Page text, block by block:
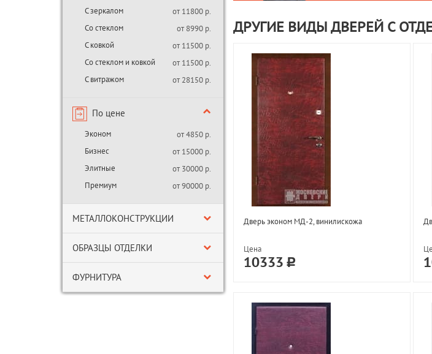
С зеркалом
от 11800 р.
Со стеклом
от 8990 р.
С ковкой
от 11500 р.
Со стеклом и ковкой
от 11500 р.
С витражом
от 28150 р.
По цене
Эконом
от 4850 р.
Бизнес
от 15000 р.
Элитные
от 30000 р.
Премиум
от 90000 р.
МЕТАЛЛОКОНСТРУКЦИИ
ОБРАЗЦЫ ОТДЕЛКИ
ФУРНИТУРА
ДРУГИЕ ВИДЫ ДВЕРЕЙ С
Дверь эконом МД-2, винилискожа
Цена
10333